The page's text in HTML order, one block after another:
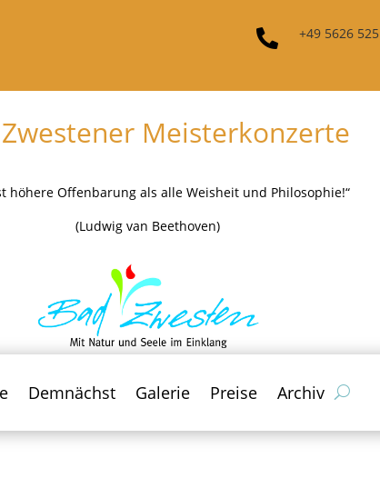
 +49 5626 525
Meisterkonzerte
höhere Offenbarung als alle Weisheit und Philosophie!“
(Ludwig van Beethoven)
Demnächst Galerie Preise Archiv